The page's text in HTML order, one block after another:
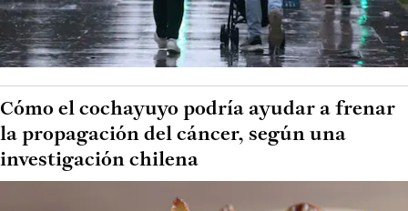
Cómo el cochayuyo podría ayudar a frenar
la propagación del cáncer, según una
investigación chilena